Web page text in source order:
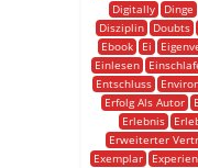
Digitally
Dinge
Disziplin
Doubts
Ebook
Ei
Einlesen
Entschluss
Erfolg Als Autor
Erlebnis
Erweiterter
Exemplar